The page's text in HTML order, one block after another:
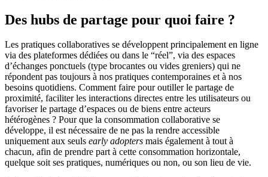
Des hubs de partage pour quoi faire ?
Les pratiques collaboratives se développent principalement en ligne
via des plateformes dédiées ou dans le “réel”, via des espaces
d’échanges ponctuels (type brocantes ou vides greniers) qui ne
répondent pas toujours à nos pratiques contemporaines et à nos
besoins quotidiens. Comment faire pour outiller le partage de
proximité, faciliter les interactions directes entre les utilisateurs ou
favoriser le partage d’espaces ou de biens entre acteurs
hétérogènes ? Pour que la consommation collaborative se
développe, il est nécessaire de ne pas la rendre accessible
uniquement aux seuls early adopters mais également à tout à
chacun, afin de prendre part à cette consommation horizontale,
quelque soit ses pratiques, numériques ou non, ou son lieu de vie.